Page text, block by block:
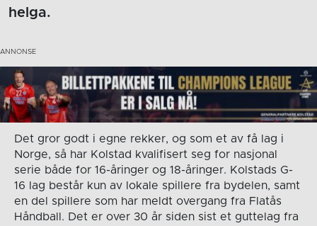
helga.
Det gror godt i egne rekker, og som et av få lag i
Norge, så har Kolstad kvalifisert seg for nasjonal
serie både for 16-åringer og 18-åringer. Kolstads G-
16 lag består kun av lokale spillere fra bydelen, samt
en del spillere som har meldt overgang fra Flatås
Håndball. Det er over 30 år siden sist et guttelag fra